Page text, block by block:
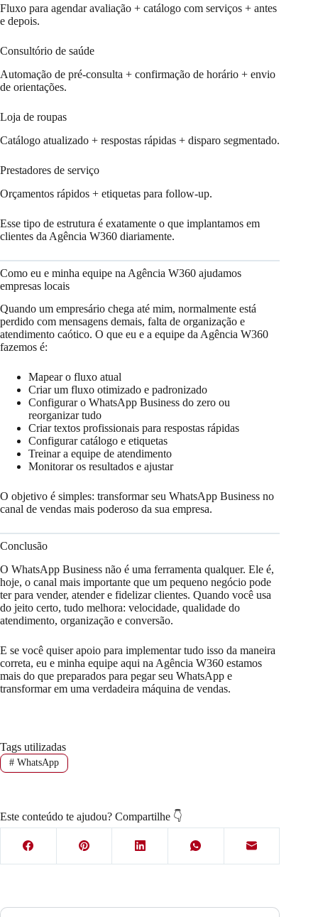
Fluxo para agendar avaliação + catálogo com serviços + antes
e depois.
Consultório de saúde
Automação de pré-consulta + confirmação de horário + envio
de orientações.
Loja de roupas
Catálogo atualizado + respostas rápidas + disparo segmentado.
Prestadores de serviço
Orçamentos rápidos + etiquetas para follow-up.
Esse tipo de estrutura é exatamente o que implantamos em
clientes da Agência W360 diariamente.
Como eu e minha equipe na Agência W360 ajudamos
empresas locais
Quando um empresário chega até mim, normalmente está
perdido com mensagens demais, falta de organização e
atendimento caótico. O que eu e a equipe da Agência W360
fazemos é:
Mapear o fluxo atual
Criar um fluxo otimizado e padronizado
Configurar o WhatsApp Business do zero ou
reorganizar tudo
Criar textos profissionais para respostas rápidas
Configurar catálogo e etiquetas
Treinar a equipe de atendimento
Monitorar os resultados e ajustar
O objetivo é simples: transformar seu WhatsApp Business no
canal de vendas mais poderoso da sua empresa.
Conclusão
O WhatsApp Business não é uma ferramenta qualquer. Ele é,
hoje, o canal mais importante que um pequeno negócio pode
ter para vender, atender e fidelizar clientes. Quando você usa
do jeito certo, tudo melhora: velocidade, qualidade do
atendimento, organização e conversão.
E se você quiser apoio para implementar tudo isso da maneira
correta, eu e minha equipe aqui na Agência W360 estamos
mais do que preparados para pegar seu WhatsApp e
transformar em uma verdadeira máquina de vendas.
Tags utilizadas
#WhatsApp
Este conteúdo te ajudou? Compartilhe 👇